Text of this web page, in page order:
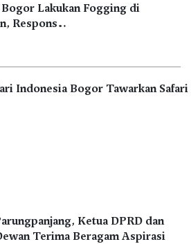
Lakukan Fogging di
Respons…
Indonesia Bogor Tawarkan Safari
Ketua DPRD dan
Terima Beragam Aspirasi